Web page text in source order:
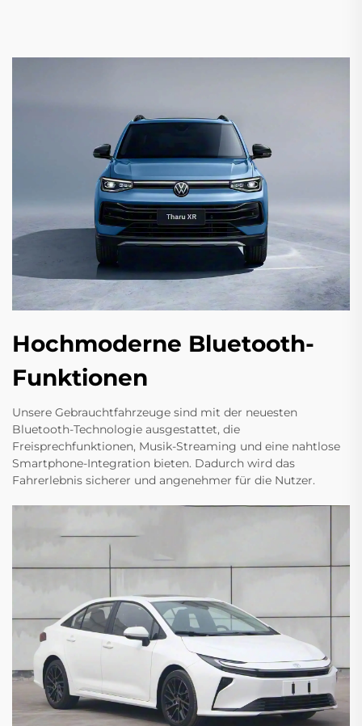
Hochmoderne Bluetooth-
Funktionen
Unsere Gebrauchtfahrzeuge sind mit der neuesten
Bluetooth-Technologie ausgestattet, die
Freisprechfunktionen, Musik-Streaming und eine nahtlose
Smartphone-Integration bieten. Dadurch wird das
Fahrerlebnis sicherer und angenehmer für die Nutzer.